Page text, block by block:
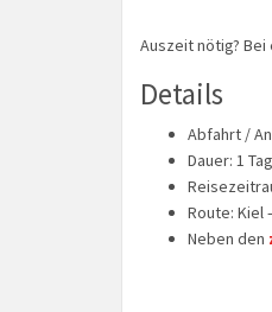
Auszeit nötig?
Details
Abfahrt /
Dauer: 1
Route: Kiel
Neben den